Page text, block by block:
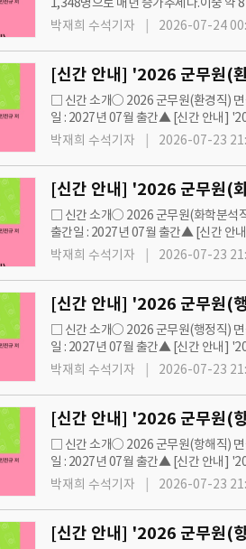
화에 적응하기 어렵다 △급여 및 복지
박재희 수석기자 2026-07-24
□ 신간 소개○ 2026 군무원(환경직)
일 : 2027년 07월 출간▲ [신간 안내]
군무원 면접 직렬별 출간 서적 목록 안
박재희 수석기자 2026-07-23
□ 신간 소개○ 2026 군무원(화학분석
출간일 : 2027년 07월 출간▲ [신간 안
=iNIS]◇ 2026 군무원 면접 직렬별 출
박재희 수석기자 2026-07-23
□ 신간 소개○ 2026 군무원(행정직)
일 : 2027년 07월 출간▲ [신간 안내]
군무원 면접 직렬별 출간 서적 목록 안
박재희 수석기자 2026-07-23
□ 신간 소개○ 2026 군무원(항해직)
일 : 2027년 07월 출간▲ [신간 안내]
군무원 면접 직렬별 출간 서적 목록 안
박재희 수석기자 2026-07-23